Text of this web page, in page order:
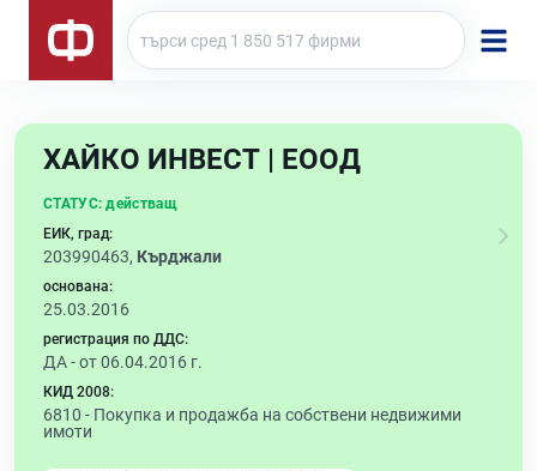
ХАЙКО ИНВЕСТ | ЕООД
СТАТУС: действащ
ЕИК, град:
203990463, Кърджали
основана:
25.03.2016
регистрация по ДДС:
ДА - от 06.04.2016 г.
КИД 2008:
6810 - Покупка и продажба на собствени недвижими
имоти